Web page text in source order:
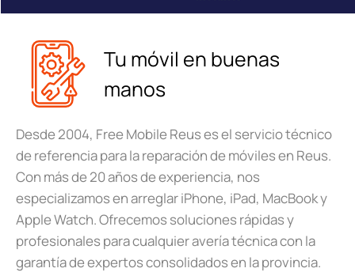
Tu móvil en buenas
manos
Desde 2004, Free Mobile Reus es el servicio técnico
de referencia para la reparación de móviles en Reus.
Con más de 20 años de experiencia, nos
especializamos en arreglar iPhone, iPad, MacBook y
Apple Watch. Ofrecemos soluciones rápidas y
profesionales para cualquier avería técnica con la
garantía de expertos consolidados en la provincia.